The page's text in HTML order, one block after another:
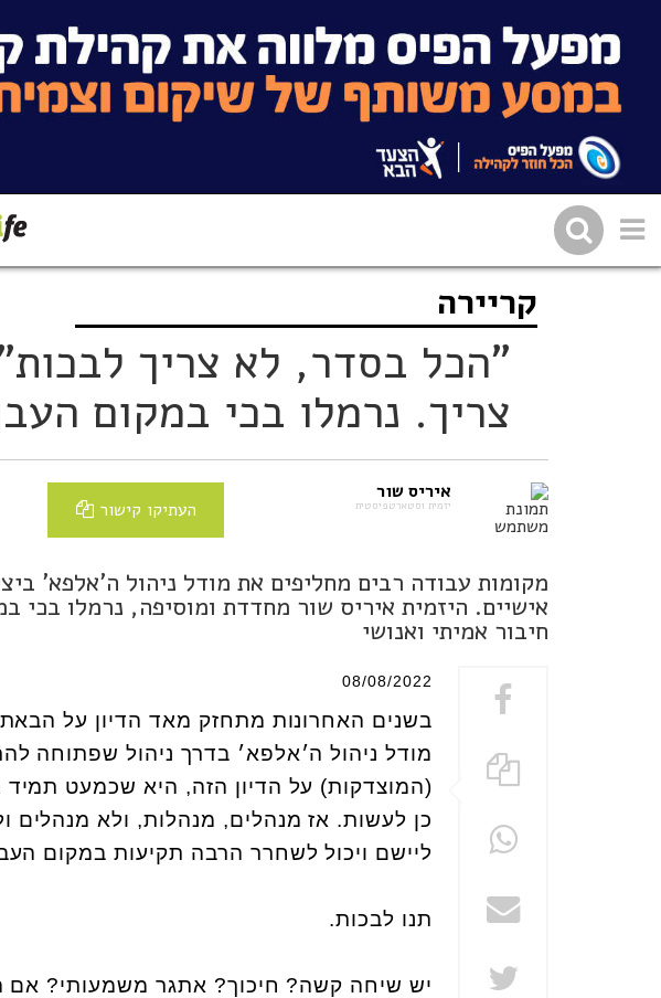
שתפו בפייסבוק
קריירה
"הכל בסדר, לא צריך
צריך. נרמלו בכי במקום
איריס שור
יזמית וסטארטפיסטית העתיקו קישור
מקומות עבודה רבים מחליפים את מודל ניהול ה'אלפא'
אישיים. היזמית איריס שור מחדדת ומוסיפה, נרמלו בכי
חיבור אמיתי ואנושי
08/08/2022
בשנים האחרונות מתחזק מאד הדיון על
מודל ניהול ה׳אלפא׳ בדרך ניהול שפתוחה
(המוצדקות) על הדיון הזה, היא שכמעט
כן לעשות. אז מנהלים, מנהלות, ולא
ליישם ויכול לשחרר הרבה תקיעות במקום
תנו לבכות.
יש שיחה קשה? חיכוך? אתגר משמעותי? אם